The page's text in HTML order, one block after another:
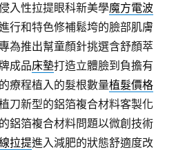
入性拉提眼科新美學魔方電波
行和特色修補鬆垮的臉部肌膚
為推出幫童顏針挑選含舒顏萃
成品床墊打造立體臉到負擔有
療程植入的髮根數量植髮價格
刀新型的鋁箔複合材料客製化
鋁箔複合材料問題以微創技術
拉提進入減肥的狀態舒適度改